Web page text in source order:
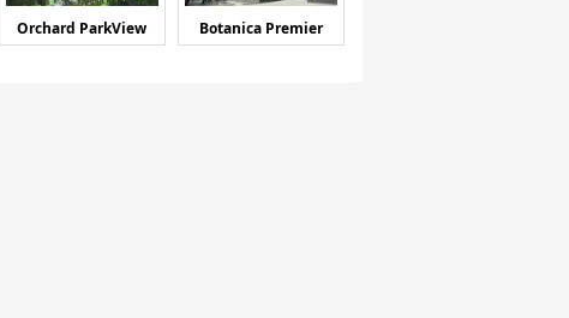
Orchard ParkView Botanica Premier